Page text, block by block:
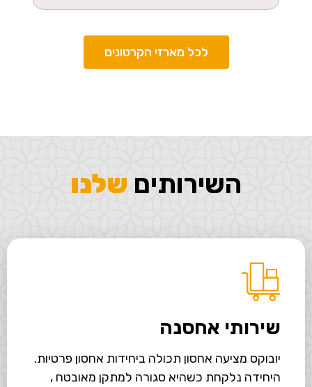
לכל מארזי הקרטונים
השירותים שלנו
שירותי אחסנה
יובוקס מציעה אחסון תכולה ביחידות אחסון פרטיות.
היחידה נלקחת כשהיא סגורה למתקן מאובטח ,